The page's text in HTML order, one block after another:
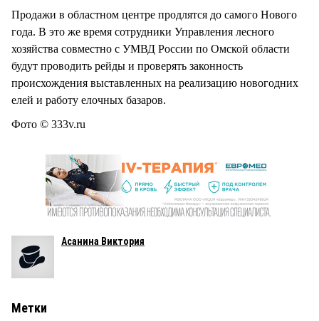
Продажи в областном центре продлятся до самого Нового
года. В это же время сотрудники Управления лесного
хозяйства совместно с УМВД России по Омской области
будут проводить рейды и проверять законность
происхождения выставленных на реализацию новогодних
елей и работу елочных базаров.
Фото © 333v.ru
Асанина Виктория
Метки